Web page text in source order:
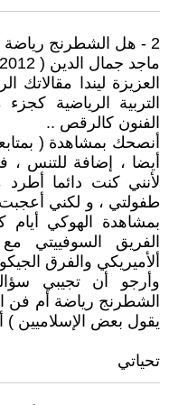
2 - هل الشطرنج رياضة أم فن او فقط لعبة لإضاعة الو
ماجد جمال الدين ( 2012 / 3 / 26 - 11:09 )
العزيزة ليندا مقالاتك
التربية الرياضية
الفنون كالرقص ..
أنصحك بمشاهدة (
أيضا ، إضافة للتنس ،
لأنني كنت دائما
بمشاهدة الهوكي
الفريق السوفييتي
ألأميريكي والفرق
وأرجو أن تجيبي
الشطرنج رياضة أم فن
يقول بعض الإسلاميين )
تحياتي